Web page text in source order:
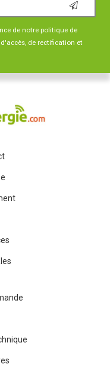
de notre politique de
de rectification et